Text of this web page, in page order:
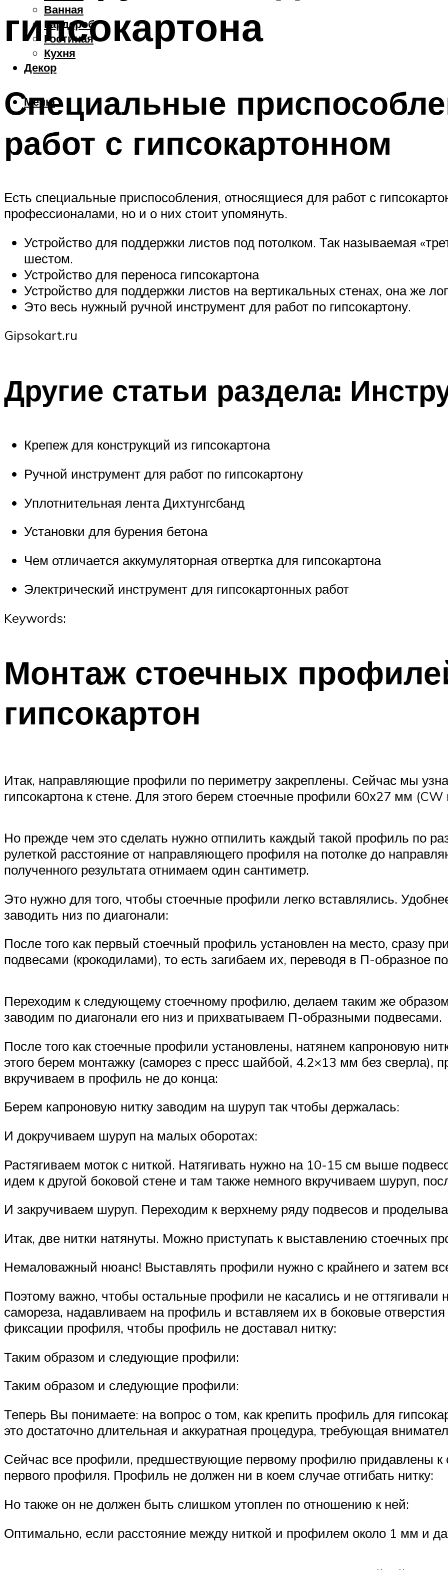
Ванная
Гардероб
Гостиная
Кухня
Декор
Меню
гипсокартона
Специальные
работ с гипсокартонном
Есть специальные приспособления, относящиеся для работ с
профессионалами, но и о них стоит упомянуть.
Устройство для поддержки листов под потолком. Так называемая
шестом.
Устройство для переноса гипсокартона
Устройство для поддержки листов на вертикальных стенах, она же
Это весь нужный ручной инструмент для работ по гипсокартону.
Gipsokart.ru
Другие статьи раздела:
Крепеж для конструкций из гипсокартона
Ручной инструмент для работ по гипсокартону
Уплотнительная лента Дихтунгсбанд
Установки для бурения бетона
Чем отличается аккумуляторная отвертка для гипсокартона
Электрический инструмент для гипсокартонных работ
Keywords:
Монтаж стоечных
гипсокартон
Итак, направляющие профили по периметру закреплены. Сейчас мы
гипсокартона к стене. Для этого берем стоечные профили 60х27 мм
Но прежде чем это сделать нужно отпилить каждый такой профиль по
рулеткой расстояние от направляющего профиля на потолке до
полученного результата отнимаем один сантиметр.
Это нужно для того, чтобы стоечные профили легко вставлялись.
заводить низ по диагонали:
После того как первый стоечный профиль установлен на место, сразу
подвесами (крокодилами), то есть загибаем их, переводя в П-образное
Переходим к следующему стоечному профилю, делаем таким же
заводим по диагонали его низ и прихватываем П-образными подвесами.
После того как стоечные профили установлены, натянем капроновую
этого берем монтажку (саморез с пресс шайбой, 4.2×13 мм без сверла),
вкручиваем в профиль не до конца:
Берем капроновую нитку заводим на шуруп так чтобы держалась:
И докручиваем шуруп на малых оборотах:
Растягиваем моток с ниткой. Натягивать нужно на 10-15 см выше
идем к другой боковой стене и там также немного вкручиваем шуруп,
И закручиваем шуруп. Переходим к верхнему ряду подвесов и
Итак, две нитки натянуты. Можно приступать к выставлению стоечных
Немаловажный нюанс! Выставлять профили нужно с крайнего и затем
Поэтому важно, чтобы остальные профили не касались и не оттягивали
самореза, надавливаем на профиль и вставляем их в боковые
фиксации профиля, чтобы профиль не доставал нитку:
Таким образом и следующие профили:
Таким образом и следующие профили:
Теперь Вы понимаете: на вопрос о том, как крепить профиль для
это достаточно длительная и аккуратная процедура, требующая
Сейчас все профили, предшествующие первому профилю придавлены к
первого профиля. Профиль не должен ни в коем случае отгибать нитку:
Но также он не должен быть слишком утоплен по отношению к ней:
Оптимально, если расстояние между ниткой и профилем около 1 мм и